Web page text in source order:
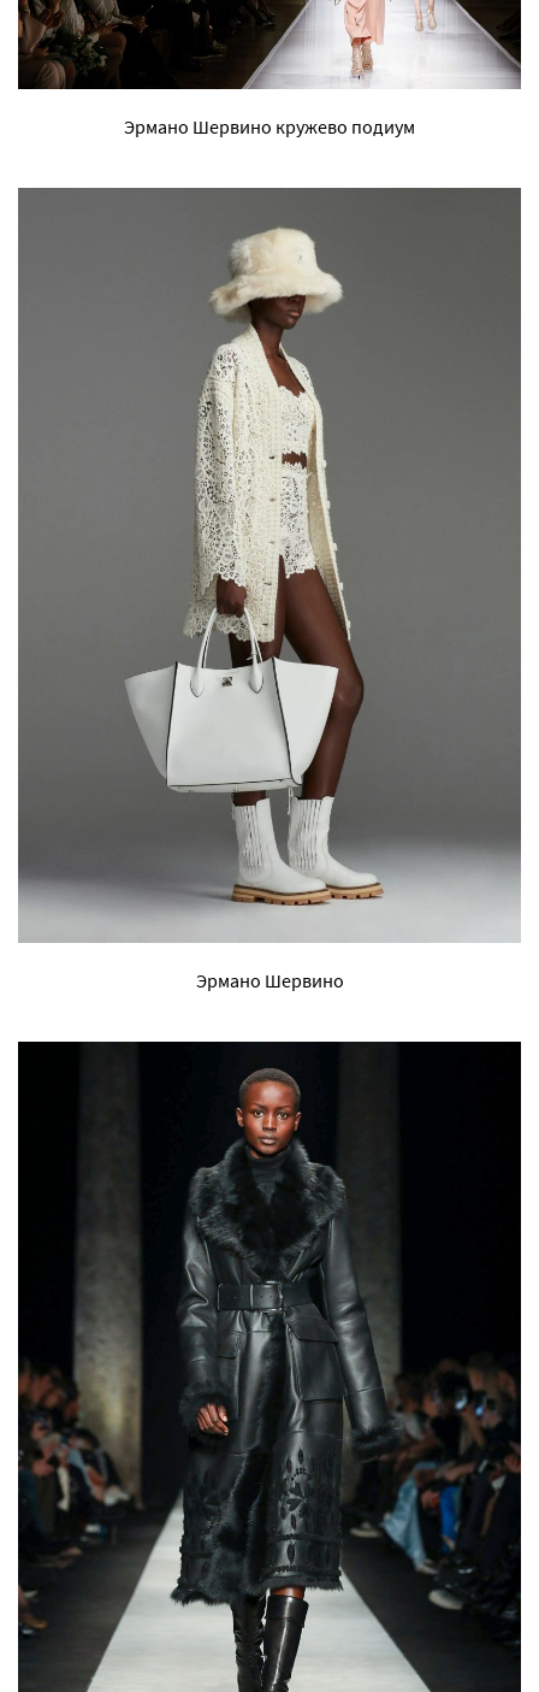
Эрмано Шервино кружево подиум
Эрмано Шервино